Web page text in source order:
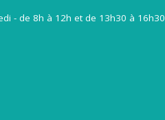
- de 8h à 12h et de 13h30 à 16h30